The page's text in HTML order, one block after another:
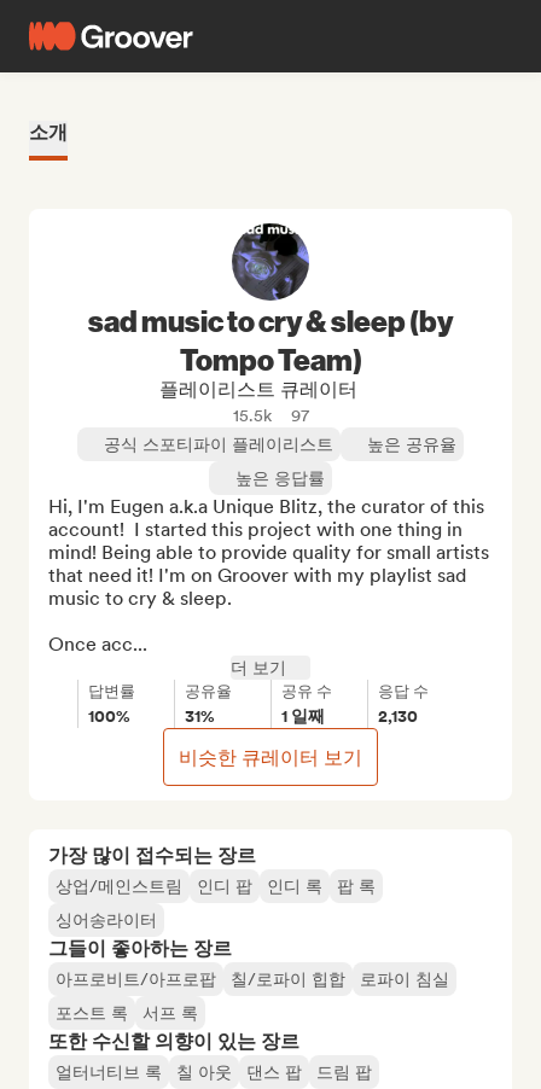
소개
가장 많이 접수되는 장르
상업/메인스트림 인디 팝 인디 록
팝 록
싱어송라이터
그들이 좋아하는 장르
아프로비트/아프로팝 칠/로파이 힙합
로파이 침실
포스트 록
서프 록
또한 수신할 의향이 있는 장르
얼터너티브 록 칠 아웃 댄스 팝
드림 팝
sad music to cry & sleep (by
Tompo Team)
플레이리스트 큐레이터
15.5k
97
공식 스포티파이 플레이리스트
높은 공유율
높은 응답률
Hi, I'm Eugen a.k.a Unique Blitz, the curator of this
account!  I started this project with one thing in
mind! Being able to provide quality for small artists
that need it! I'm on Groover with my playlist sad
music to cry & sleep.
Once acc...
더 보기
답변률
100%
공유율
31%
공유 수
1 일째
응답 수
2,130
비슷한 큐레이터 보기